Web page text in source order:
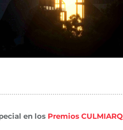
en los Premios CULMIARQ